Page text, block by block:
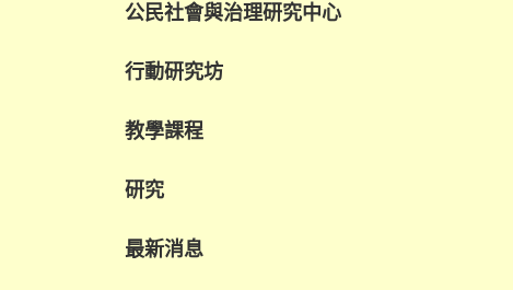
促使機構重新思考工作設計，並拓闊人才來
我們致力促進跨界別協作，將數碼轉型轉化為
公民社會與治理研究中心
行動研究坊
教學課程
研究
最新消息